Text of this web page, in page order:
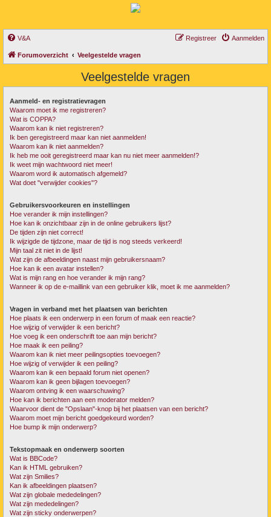
V&A Aanmelden
Registreer
Forumoverzicht Veelgestelde vragen
Veelgestelde vragen
Aanmeld- en registratievragen
Waarom moet ik me registreren?
Wat is COPPA?
Waarom kan ik niet registreren?
Ik ben geregistreerd maar kan niet aanmelden!
Waarom kan ik niet aanmelden?
Ik heb me ooit geregistreerd maar kan nu niet meer aanmelden!?
Ik weet mijn wachtwoord niet meer!
Waarom word ik automatisch afgemeld?
Wat doet "verwijder cookies"?
Gebruikersvoorkeuren en instellingen
Hoe verander ik mijn instellingen?
Hoe kan ik onzichtbaar zijn in de online gebruikers lijst?
De tijden zijn niet correct!
Ik wijzigde de tijdzone, maar de tijd is nog steeds verkeerd!
Mijn taal zit niet in de lijst!
Wat zijn de afbeeldingen naast mijn gebruikersnaam?
Hoe kan ik een avatar instellen?
Wat is mijn rang en hoe verander ik mijn rang?
Wanneer ik op de e-maillink van een gebruiker klik, moet ik me aanmelden?
Vragen in verband met het plaatsen van berichten
Hoe plaats ik een onderwerp in een forum of maak een reactie?
Hoe wijzig of verwijder ik een bericht?
Hoe voeg ik een onderschrift toe aan mijn bericht?
Hoe maak ik een peiling?
Waarom kan ik niet meer peilingsopties toevoegen?
Hoe wijzig of verwijder ik een peiling?
Waarom kan ik een bepaald forum niet openen?
Waarom kan ik geen bijlagen toevoegen?
Waarom ontving ik een waarschuwing?
Hoe kan ik berichten aan een moderator melden?
Waarvoor dient de "Opslaan"-knop bij het plaatsen van een bericht?
Waarom moet mijn bericht goedgekeurd worden?
Hoe bump ik mijn onderwerp?
Tekstopmaak en onderwerp soorten
Wat is BBCode?
Kan ik HTML gebruiken?
Wat zijn Smilies?
Kan ik afbeeldingen plaatsen?
Wat zijn globale mededelingen?
Wat zijn mededelingen?
Wat zijn sticky onderwerpen?